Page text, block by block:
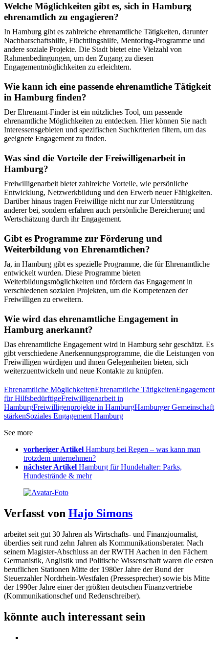
Welche Möglichkeiten gibt es, sich in Hamburg
ehrenamtlich zu engagieren?
In Hamburg gibt es zahlreiche ehrenamtliche Tätigkeiten, darunter
Nachbarschaftshilfe, Flüchtlingshilfe, Mentoring-Programme und
andere soziale Projekte. Die Stadt bietet eine Vielzahl von
Rahmenbedingungen, um den Zugang zu diesen
Engagementmöglichkeiten zu erleichtern.
Wie kann ich eine passende ehrenamtliche Tätigkeit
in Hamburg finden?
Der Ehrenamt-Finder ist ein nützliches Tool, um passende
ehrenamtliche Möglichkeiten zu entdecken. Hier können Sie nach
Interessensgebieten und spezifischen Suchkriterien filtern, um das
geeignete Engagement zu finden.
Was sind die Vorteile der Freiwilligenarbeit in
Hamburg?
Freiwilligenarbeit bietet zahlreiche Vorteile, wie persönliche
Entwicklung, Netzwerkbildung und den Erwerb neuer Fähigkeiten.
Darüber hinaus tragen Freiwillige nicht nur zur Unterstützung
anderer bei, sondern erfahren auch persönliche Bereicherung und
Wertschätzung durch ihr Engagement.
Gibt es Programme zur Förderung und
Weiterbildung von Ehrenamtlichen?
Ja, in Hamburg gibt es spezielle Programme, die für Ehrenamtliche
entwickelt wurden. Diese Programme bieten
Weiterbildungsmöglichkeiten und fördern das Engagement in
verschiedenen sozialen Projekten, um die Kompetenzen der
Freiwilligen zu erweitern.
Wie wird das ehrenamtliche Engagement in
Hamburg anerkannt?
Das ehrenamtliche Engagement wird in Hamburg sehr geschätzt. Es
gibt verschiedene Anerkennungsprogramme, die die Leistungen von
Freiwilligen würdigen und ihnen Gelegenheiten bieten, sich
weiterzuentwickeln und neue Kontakte zu knüpfen.
Ehrenamtliche MöglichkeitenEhrenamtliche TätigkeitenEngagement
für HilfsbedürftigeFreiwilligenarbeit in
HamburgFreiwilligenprojekte in HamburgHamburger Gemeinschaft
stärkenSoziales Engagement Hamburg
See more
vorheriger Artikel Hamburg bei Regen – was kann man
trotzdem unternehmen?
nächster Artikel Hamburg für Hundehalter: Parks,
Hundestrände & mehr
Verfasst von Hajo Simons
arbeitet seit gut 30 Jahren als Wirtschafts- und Finanzjournalist,
überdies seit rund zehn Jahren als Kommunikationsberater. Nach
seinem Magister-Abschluss an der RWTH Aachen in den Fächern
Germanistik, Anglistik und Politische Wissenschaft waren die ersten
beruflichen Stationen Mitte der 1980er Jahre der Bund der
Steuerzahler Nordrhein-Westfalen (Pressesprecher) sowie bis Mitte
der 1990er Jahre einer der größten deutschen Finanzvertriebe
(Kommunikationschef und Redenschreiber).
könnte auch interessant sein